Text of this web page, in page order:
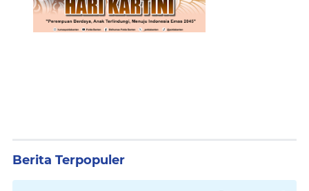
Berita Terpopuler